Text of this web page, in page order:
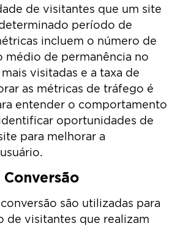
de visitantes que um site
período de
incluem o número de
médio de permanência no
visitadas e a taxa de
as métricas de tráfego é
entender o comportamento
oportunidades de
para melhorar a
são utilizadas para
de visitantes que realizam